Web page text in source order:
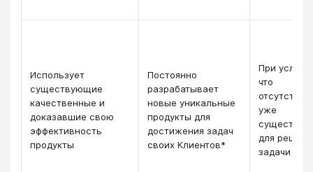
Использует
существующие
качественные и
доказавшие свою
эффективность
продукты
Постоянно
разрабатывает
новые уникальные
продукты для
достижения задач
своих Клиентов*
При
что
уже
для
задачи